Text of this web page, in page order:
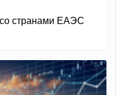
со странами ЕАЭС